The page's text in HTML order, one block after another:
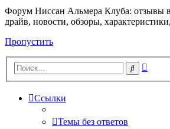
Форум Ниссан Альмера Клуба: отзывы
драйв, новости, обзоры,
Пропустить
Поиск
Ссылки
Темы без ответов